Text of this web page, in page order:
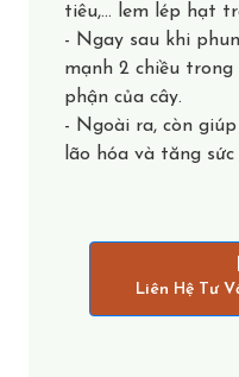
tiêu,... lem lép hạt
- Ngay sau khi
mạnh 2 chiều
phận của cây.
- Ngoài ra, còn
lão hóa và tăng
Liên Hệ Tư